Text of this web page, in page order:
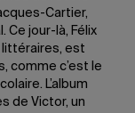
Cartier,
Ce jour-là, Félix
littéraires, est
comme c’est le
L’album
de Victor, un